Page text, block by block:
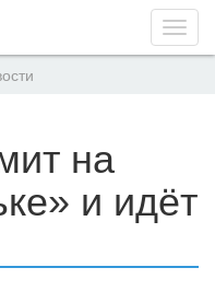
на
и идёт